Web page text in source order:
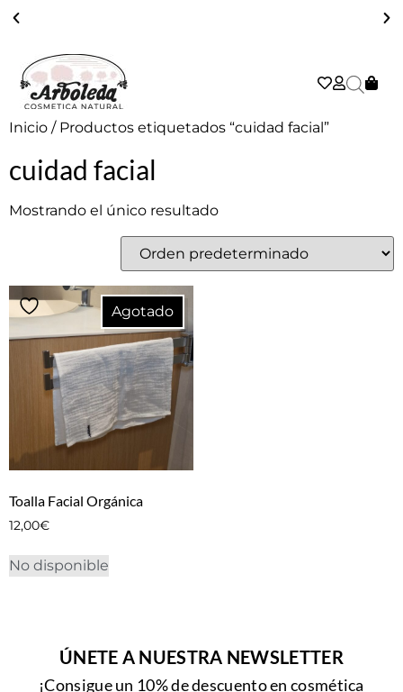
ENVÍO GRATIS A PARTIR DE 39€ EN PENÍNSULA - 2/3 DÍAS
Inicio / Productos etiquetados “cuidad facial”
cuidad facial
Mostrando el único resultado
Agotado
Toalla Facial Orgánica
12,00€
No disponible
ÚNETE A NUESTRA NEWSLETTER
¡Consigue un 10% de descuento en cosmética